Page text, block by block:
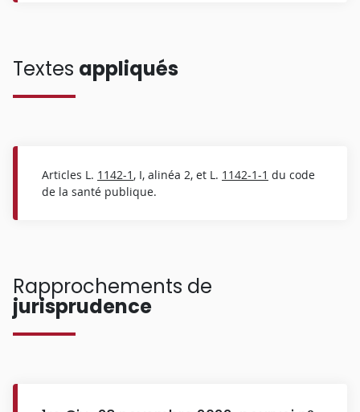
Textes appliqués
Articles L. 1142-1 , I, alinéa 2, et L. 1142-1-1 du code
de la santé publique.
Rapprochements de
jurisprudence